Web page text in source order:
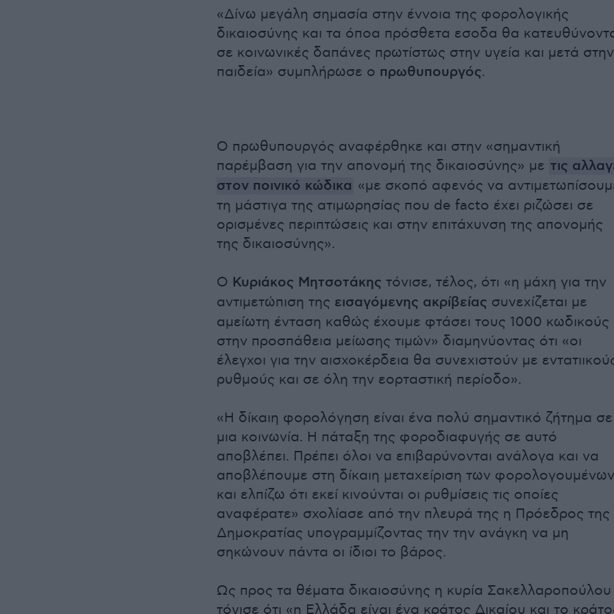
«Δίνω μεγάλη σημασία στην έννοια της φορολογικής
δικαιοσύνης και τα όποα πρόσθετα εσοδα θα
σε κοινωνικές δαπάνες πρωτίστως στην υγεία και μετά στην
παιδεία» συμπλήρωσε ο πρωθυπουργός.
Ο πρωθυπουργός αναφέρθηκε και στην «σημαντική
παρέμβαση για την απονομή της δικαιοσύνης» με τις
στον ποινικό κώδικα «με σκοπό αφενός να
τη μάστιγα της ατιμωρησίας που de facto έχει ριζώσει σε
ορισμένες περιπτώσεις και στην επιτάχυνση της απονομής
της δικαιοσύνης».
Ο Κυριάκος Μητσοτάκης τόνισε, τέλος, ότι «η μάχη για την
αντιμετώπιση της εισαγόμενης ακρίβείας συνεχίζεται με
αμείωτη ένταση καθώς έχουμε φτάσει τους 1000 κωδικούς
στην προσπάθεια μείωσης τιμών» διαμηνύοντας ότι «οι
έλεγχοι για την αισχοκέρδεια θα συνεχιστούν με
ρυθμούς και σε όλη την εορταστική περίοδο».
«H δίκαιη φορολόγηση είναι ένα πολύ σημαντικό ζήτημα σε
μια κοινωνία. Η πάταξη της φοροδιαφυγής σε αυτό
αποβλέπει. Πρέπει όλοι να επιβαρύνονται ανάλογα και να
αποβλέπουμε στη δίκαιη μεταχείριση των φορολογουμένων
και ελπίζω ότι εκεί κινούνται οι ρυθμίσεις τις οποίες
αναφέρατε» σχολίασε από την πλευρά της η Πρόεδρος της
Δημοκρατίας υπογραμμίζοντας την την ανάγκη να μη
σηκώνουν πάντα οι ίδιοι το βάρος.
Ως προς τα θέματα δικαιοσύνης η κυρία Σακελλαροπούλου
τόνισε ότι «η Ελλάδα είναι ένα κράτος Δικαίου και το